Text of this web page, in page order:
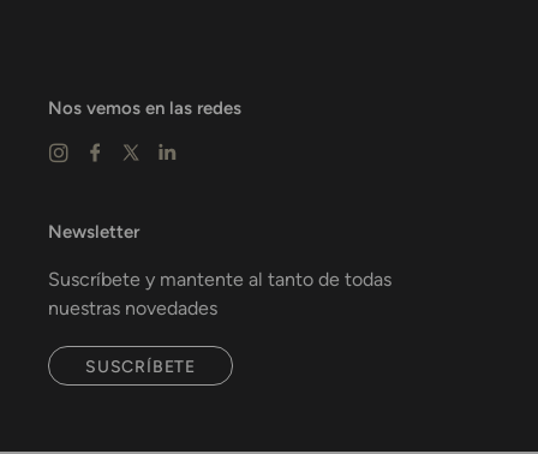
Nos vemos en las redes
Newsletter
Suscríbete y mantente al tanto de todas
nuestras novedades
SUSCRÍBETE